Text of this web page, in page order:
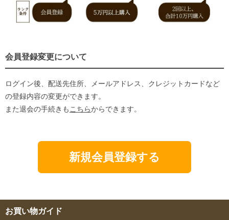
会員登録変更について
ログイン後、配送先住所、メールアドレス、クレジットカードなど
の登録内容の変更ができます。
また退会の手続きも こちらからできます。
新規会員登録する
お買い物ガイド